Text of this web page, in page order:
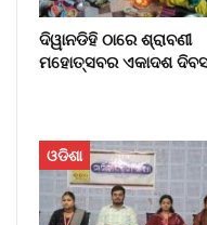
ଦିୱାନଡିହି ଠାରେ ଶ୍ରାବଣୀ
ମହୋତ୍ସବର ଏକାଦଶ
ଓଡିଶା